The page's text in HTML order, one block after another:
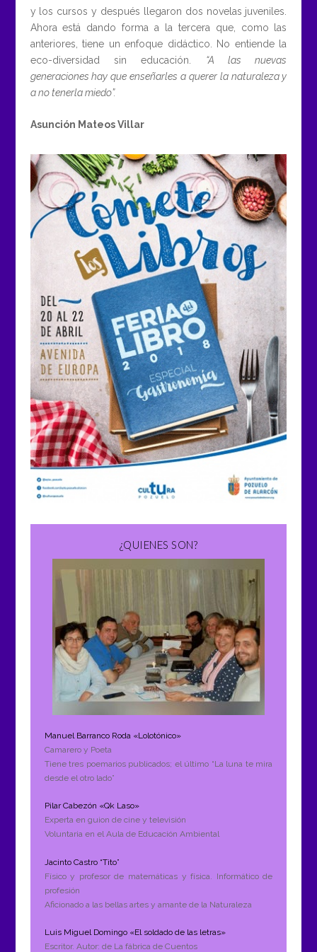
y los cursos y después llegaron dos novelas juveniles.
Ahora está dando forma a la tercera que, como las
anteriores, tiene un enfoque didáctico. No entiende la
eco-diversidad sin educación. “A las nuevas
generaciones hay que enseñarles a querer la naturaleza y
a no tenerla miedo”.
Asunción Mateos Villar
¿QUIENES SON?
Manuel Barranco Roda «Lolotónico»
Camarero y Poeta
Tiene tres poemarios publicados; el último “La luna te mira
desde el otro lado”
Pilar Cabezón «Qk Laso»
Experta en guion de cine y televisión
Voluntaria en el Aula de Educación Ambiental
Jacinto Castro “Tito”
Físico y profesor de matemáticas y física. Informático de
profesión
Aficionado a las bellas artes y amante de la Naturaleza
Luis Miguel Domingo «El soldado de las letras»
Escritor. Autor: de La fábrica de Cuentos